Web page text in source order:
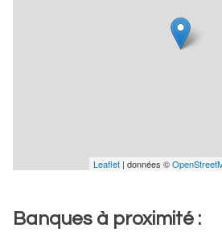
Leaflet | données ©
Banques à proximité :